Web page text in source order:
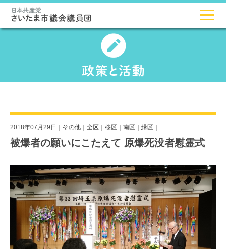
2018年07月29日｜ その他 全区 桜区 南区 緑区
被爆者の願いにこたえて 原爆死没者慰霊式